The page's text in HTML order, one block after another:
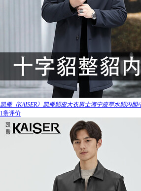
凯撒（KAISER）凯撒貂皮大衣男士海宁皮草水貂内胆
1条评价